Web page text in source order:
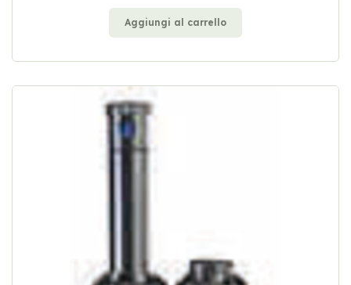
Aggiungi al carrello